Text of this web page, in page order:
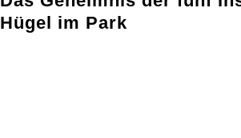
Hügel im Park